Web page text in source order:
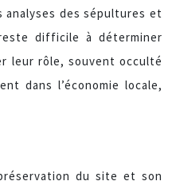
analyses des sépultures et
difficile à déterminer
leur rôle, souvent occulté
dans l’économie locale,
du site et son